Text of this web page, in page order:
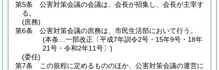
第5条
公害対策会議の会議は、会長が招集し、会長が主宰す
る。
(庶務)
第6条
公害対策会議の庶務は、市民生活部において行う。
(本条…一部改正〔平成7年訓令2号・15年9号・18年
21号・令和2年11号〕)
(委任)
第7条
この規程に定めるもののほか、公害対策会議の運営に